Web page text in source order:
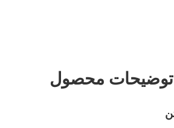
توضیحات محصول